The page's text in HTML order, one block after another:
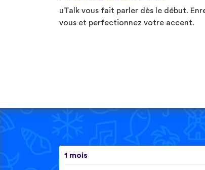
uTalk vous fait parler dès le début.
vous et perfectionnez votre accent.
1 mois